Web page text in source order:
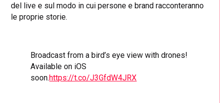
del live e sul modo in cui persone e brand racconteranno
le proprie storie.
Broadcast from a bird’s eye view with drones!
Available on iOS
soon.https://t.co/J3GfdW4JRX